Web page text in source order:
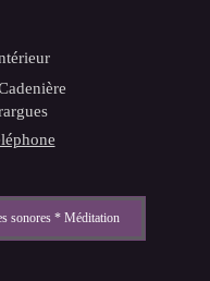
sonores * Méditation